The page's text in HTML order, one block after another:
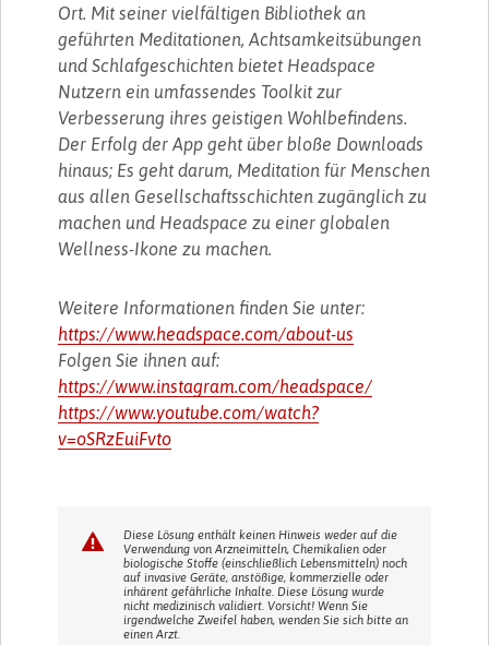
Ort. Mit seiner vielfältigen Bibliothek an
geführten Meditationen, Achtsamkeitsübungen
und Schlafgeschichten bietet Headspace
Nutzern ein umfassendes Toolkit zur
Verbesserung ihres geistigen Wohlbefindens.
Der Erfolg der App geht über bloße Downloads
hinaus; Es geht darum, Meditation für Menschen
aus allen Gesellschaftsschichten zugänglich zu
machen und Headspace zu einer globalen
Wellness-Ikone zu machen.
Weitere Informationen finden Sie unter:
https://www.headspace.com/about-us
Folgen Sie ihnen auf:
https://www.instagram.com/headspace/
https://www.youtube.com/watch?
v=oSRzEuiFvto
Diese Lösung enthält keinen Hinweis weder auf die
Verwendung von Arzneimitteln, Chemikalien oder
biologische Stoffe (einschließlich Lebensmitteln) noch
auf invasive Geräte, anstößige, kommerzielle oder
inhärent gefährliche Inhalte. Diese Lösung wurde
nicht medizinisch validiert. Vorsicht! Wenn Sie
irgendwelche Zweifel haben, wenden Sie sich bitte an
einen Arzt.